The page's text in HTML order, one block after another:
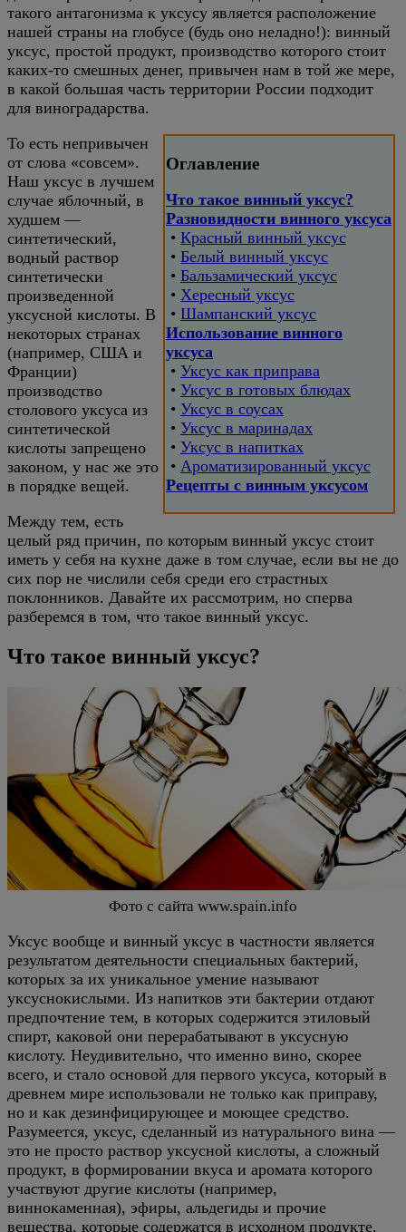
такого антагонизма к уксусу является расположение
нашей страны на глобусе (будь оно неладно!): винный
уксус, простой продукт, производство которого стоит
каких-то смешных денег, привычен нам в той же мере,
в какой большая часть территории России подходит
для виноградарства.
Оглавление
Что такое винный уксус?
Разновидности винного уксуса
• Красный винный уксус
• Белый винный уксус
• Бальзамический уксус
• Хересный уксус
• Шампанский уксус
Использование винного
уксуса
• Уксус как приправа
• Уксус в готовых блюдах
• Уксус в соусах
• Уксус в маринадах
• Уксус в напитках
• Ароматизированный уксус
Рецепты с винным уксусом
То есть непривычен
от слова «совсем».
Наш уксус в лучшем
случае яблочный, в
худшем —
синтетический,
водный раствор
синтетически
произведенной
уксусной кислоты. В
некоторых странах
(например, США и
Франции)
производство
столового уксуса из
синтетической
кислоты запрещено
законом, у нас же это
в порядке вещей.
Между тем, есть
целый ряд причин, по которым винный уксус стоит
иметь у себя на кухне даже в том случае, если вы не до
сих пор не числили себя среди его страстных
поклонников. Давайте их рассмотрим, но сперва
разберемся в том, что такое винный уксус.
Что такое винный уксус?
Фото с сайта www.spain.info
Уксус вообще и винный уксус в частности является
результатом деятельности специальных бактерий,
которых за их уникальное умение называют
уксуснокислыми. Из напитков эти бактерии отдают
предпочтение тем, в которых содержится этиловый
спирт, каковой они перерабатывают в уксусную
кислоту. Неудивительно, что именно вино, скорее
всего, и стало основой для первого уксуса, который в
древнем мире использовали не только как приправу,
но и как дезинфицирующее и моющее средство.
Разумеется, уксус, сделанный из натурального вина —
это не просто раствор уксусной кислоты, а сложный
продукт, в формировании вкуса и аромата которого
участвуют другие кислоты (например,
виннокаменная), эфиры, альдегиды и прочие
вещества, которые содержатся в исходном продукте.